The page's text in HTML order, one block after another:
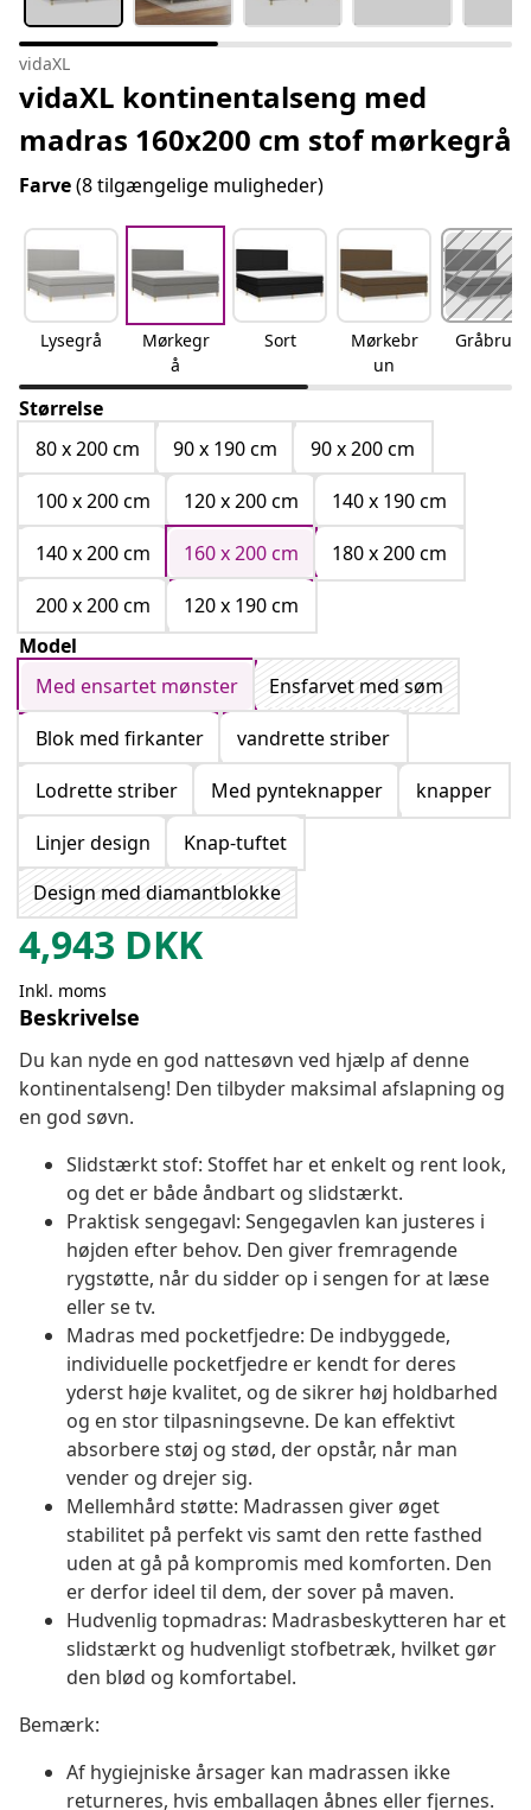
vidaXL
vidaXL kontinentalseng med
madras 160x200 cm stof mørkegrå
Farve(8 tilgængelige muligheder)
Lysegrå
Mørkegr
å
Sort
Mørkebr
un
Gråbrun
Størrelse
80 x 200 cm
90 x 190 cm
90 x 200 cm
100 x 200 cm
120 x 200 cm
140 x 190 cm
140 x 200 cm
160 x 200 cm
180 x 200 cm
200 x 200 cm
120 x 190 cm
Model
Med ensartet mønster
Ensfarvet med søm
Blok med firkanter
vandrette striber
Lodrette striber
Med pynteknapper
knapper
Linjer design
Knap-tuftet
Design med diamantblokke
4,943 DKK
Inkl. moms
Beskrivelse
Du kan nyde en god nattesøvn ved hjælp af denne
kontinentalseng! Den tilbyder maksimal afslapning og
en god søvn.
Slidstærkt stof: Stoffet har et enkelt og rent look,
og det er både åndbart og slidstærkt.
Praktisk sengegavl: Sengegavlen kan justeres i
højden efter behov. Den giver fremragende
rygstøtte, når du sidder op i sengen for at læse
eller se tv.
Madras med pocketfjedre: De indbyggede,
individuelle pocketfjedre er kendt for deres
yderst høje kvalitet, og de sikrer høj holdbarhed
og en stor tilpasningsevne. De kan effektivt
absorbere støj og stød, der opstår, når man
vender og drejer sig.
Mellemhård støtte: Madrassen giver øget
stabilitet på perfekt vis samt den rette fasthed
uden at gå på kompromis med komforten. Den
er derfor ideel til dem, der sover på maven.
Hudvenlig topmadras: Madrasbeskytteren har et
slidstærkt og hudvenligt stofbetræk, hvilket gør
den blød og komfortabel.
Bemærk:
Af hygiejniske årsager kan madrassen ikke
returneres, hvis emballagen åbnes eller fjernes.